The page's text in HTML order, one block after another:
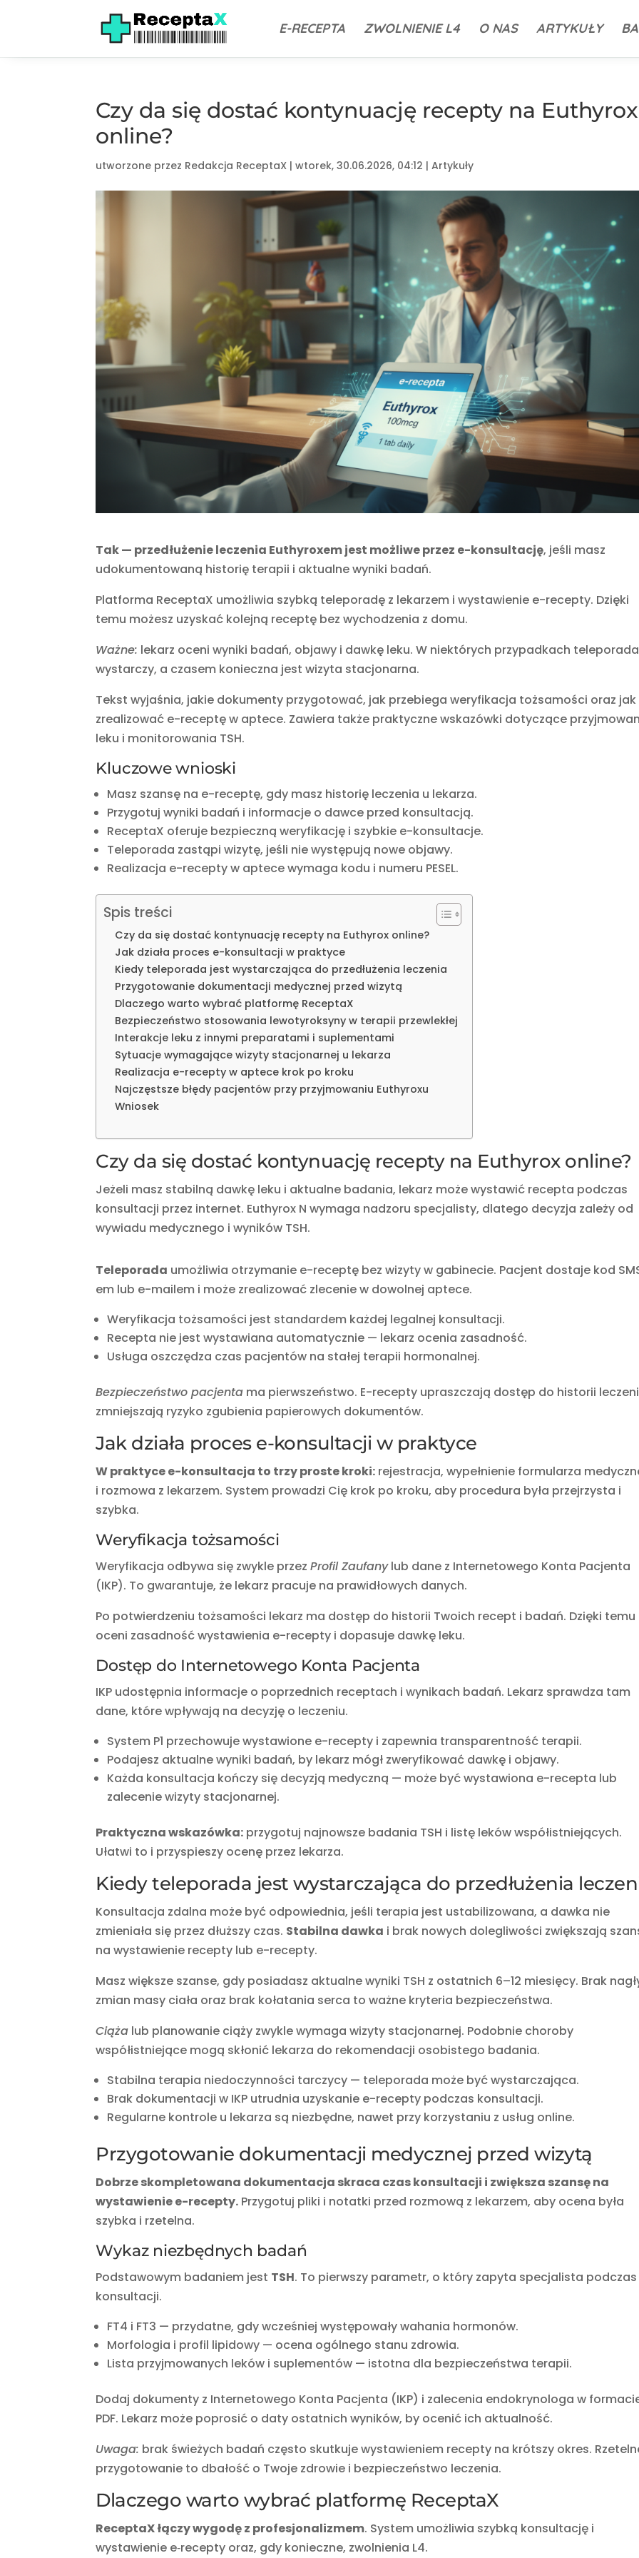
E-RECEPTA ZWOLNIENIE L4 O NAS ARTYKUŁY
Czy da się dostać kontynuację recepty na Euthyrox
online?
utworzone przez Redakcja ReceptaX |wtorek, 30.06.2026, 04:12 |Artykuły
Tak — przedłużenie leczenia Euthyroxem jest możliwe przez e-konsultację, jeśli masz
udokumentowaną historię terapii i aktualne wyniki badań.
Platforma ReceptaX umożliwia szybką teleporadę z lekarzem i wystawienie e-recepty. Dzięki
temu możesz uzyskać kolejną receptę bez wychodzenia z domu.
Ważne: lekarz oceni wyniki badań, objawy i dawkę leku. W niektórych przypadkach teleporada
wystarczy, a czasem konieczna jest wizyta stacjonarna.
Tekst wyjaśnia, jakie dokumenty przygotować, jak przebiega weryfikacja tożsamości oraz jak
zrealizować e-receptę w aptece. Zawiera także praktyczne wskazówki dotyczące
leku i monitorowania TSH.
Kluczowe wnioski
Masz szansę na e-receptę, gdy masz historię leczenia u lekarza.
Przygotuj wyniki badań i informacje o dawce przed konsultacją.
ReceptaX oferuje bezpieczną weryfikację i szybkie e-konsultacje.
Teleporada zastąpi wizytę, jeśli nie występują nowe objawy.
Realizacja e-recepty w aptece wymaga kodu i numeru PESEL.
Spis treści
Czy da się dostać kontynuację recepty na Euthyrox online?
Jak działa proces e-konsultacji w praktyce
Kiedy teleporada jest wystarczająca do przedłużenia leczenia
Przygotowanie dokumentacji medycznej przed wizytą
Dlaczego warto wybrać platformę ReceptaX
Bezpieczeństwo stosowania lewotyroksyny w terapii przewlekłej
Interakcje leku z innymi preparatami i suplementami
Sytuacje wymagające wizyty stacjonarnej u lekarza
Realizacja e-recepty w aptece krok po kroku
Najczęstsze błędy pacjentów przy przyjmowaniu Euthyroxu
Wniosek
Czy da się dostać kontynuację recepty na Euthyrox online?
Jeżeli masz stabilną dawkę leku i aktualne badania, lekarz może wystawić recepta podczas
konsultacji przez internet. Euthyrox N wymaga nadzoru specjalisty, dlatego decyzja zależy od
wywiadu medycznego i wyników TSH.
Teleporada umożliwia otrzymanie e-receptę bez wizyty w gabinecie. Pacjent dostaje kod
em lub e-mailem i może zrealizować zlecenie w dowolnej aptece.
Weryfikacja tożsamości jest standardem każdej legalnej konsultacji.
Recepta nie jest wystawiana automatycznie — lekarz ocenia zasadność.
Usługa oszczędza czas pacjentów na stałej terapii hormonalnej.
Bezpieczeństwo pacjenta ma pierwszeństwo. E-recepty upraszczają dostęp do historii
zmniejszają ryzyko zgubienia papierowych dokumentów.
Jak działa proces e-konsultacji w praktyce
W praktyce e-konsultacja to trzy proste kroki: rejestracja, wypełnienie formularza
i rozmowa z lekarzem. System prowadzi Cię krok po kroku, aby procedura była przejrzysta i
szybka.
Weryfikacja tożsamości
Weryfikacja odbywa się zwykle przezProfil Zaufanylub dane z Internetowego Konta Pacjenta
(IKP). To gwarantuje, że lekarz pracuje na prawidłowych danych.
Po potwierdzeniu tożsamości lekarz ma dostęp do historii Twoich recept i badań. Dzięki temu
oceni zasadność wystawienia e-recepty i dopasuje dawkę leku.
Dostęp do Internetowego Konta Pacjenta
IKP udostępnia informacje o poprzednich receptach i wynikach badań. Lekarz sprawdza tam
dane, które wpływają na decyzję o leczeniu.
System P1 przechowuje wystawione e-recepty i zapewnia transparentność terapii.
Podajesz aktualne wyniki badań, by lekarz mógł zweryfikować dawkę i objawy.
Każda konsultacja kończy się decyzją medyczną — może być wystawiona e-recepta lub
zalecenie wizyty stacjonarnej.
Praktyczna wskazówka: przygotuj najnowsze badania TSH i listę leków współistniejących.
Ułatwi to i przyspieszy ocenę przez lekarza.
Kiedy teleporada jest wystarczająca do przedłużenia
Konsultacja zdalna może być odpowiednia, jeśli terapia jest ustabilizowana, a dawka nie
zmieniała się przez dłuższy czas. Stabilna dawka i brak nowych dolegliwości zwiększają
na wystawienie recepty lub e-recepty.
Masz większe szanse, gdy posiadasz aktualne wyniki TSH z ostatnich 6–12 miesięcy. Brak
zmian masy ciała oraz brak kołatania serca to ważne kryteria bezpieczeństwa.
Ciąża lub planowanie ciąży zwykle wymaga wizyty stacjonarnej. Podobnie choroby
współistniejące mogą skłonić lekarza do rekomendacji osobistego badania.
Stabilna terapia niedoczynności tarczycy — teleporada może być wystarczająca.
Brak dokumentacji w IKP utrudnia uzyskanie e-recepty podczas konsultacji.
Regularne kontrole u lekarza są niezbędne, nawet przy korzystaniu z usług online.
Przygotowanie dokumentacji medycznej przed wizytą
Dobrze skompletowana dokumentacja skraca czas konsultacji i zwiększa szansę na
wystawienie e-recepty. Przygotuj pliki i notatki przed rozmową z lekarzem, aby ocena była
szybka i rzetelna.
Wykaz niezbędnych badań
Podstawowym badaniem jest TSH. To pierwszy parametr, o który zapyta specjalista podczas
konsultacji.
FT4 i FT3 — przydatne, gdy wcześniej występowały wahania hormonów.
Morfologia i profil lipidowy — ocena ogólnego stanu zdrowia.
Lista przyjmowanych leków i suplementów — istotna dla bezpieczeństwa terapii.
Dodaj dokumenty z Internetowego Konta Pacjenta (IKP) i zalecenia endokrynologa w
PDF. Lekarz może poprosić o daty ostatnich wyników, by ocenić ich aktualność.
Uwaga: brak świeżych badań często skutkuje wystawieniem recepty na krótszy okres.
przygotowanie to dbałość o Twoje zdrowie i bezpieczeństwo leczenia.
Dlaczego warto wybrać platformę ReceptaX
ReceptaX łączy wygodę z profesjonalizmem. System umożliwia szybką konsultację i
wystawienie e‑recepty oraz, gdy konieczne, zwolnienia L4.